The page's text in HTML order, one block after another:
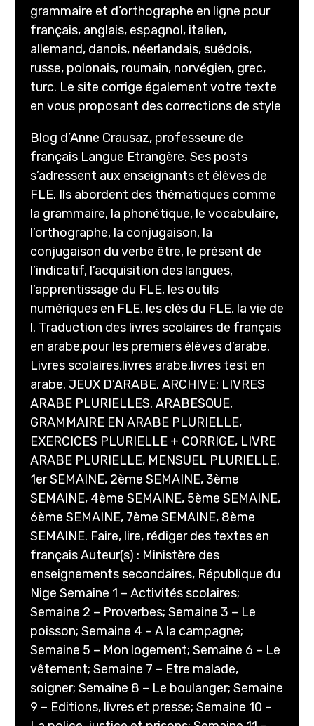
grammaire et d’orthographe en ligne pour
français, anglais, espagnol, italien,
allemand, danois, néerlandais, suédois,
russe, polonais, roumain, norvégien, grec,
turc. Le site corrige également votre texte
en vous proposant des corrections de style
Blog d’Anne Crausaz, professeure de
français Langue Etrangère. Ses posts
s’adressent aux enseignants et élèves de
FLE. Ils abordent des thématiques comme
la grammaire, la phonétique, le vocabulaire,
l’orthographe, la conjugaison, la
conjugaison du verbe être, le présent de
l’indicatif, l’acquisition des langues,
l’apprentissage du FLE, les outils
numériques en FLE, les clés du FLE, la vie de
l. Traduction des livres scolaires de français
en arabe,pour les premiers élèves d’arabe.
Livres scolaires,livres arabe,livres test en
arabe. JEUX D’ARABE. ARCHIVE: LIVRES
ARABE PLURIELLES. ARABESQUE,
GRAMMAIRE EN ARABE PLURIELLE,
EXERCICES PLURIELLE + CORRIGE, LIVRE
ARABE PLURIELLE, MENSUEL PLURIELLE.
1er SEMAINE, 2ème SEMAINE, 3ème
SEMAINE, 4ème SEMAINE, 5ème SEMAINE,
6ème SEMAINE, 7ème SEMAINE, 8ème
SEMAINE. Faire, lire, rédiger des textes en
français Auteur(s) : Ministère des
enseignements secondaires, République du
Nige Semaine 1 – Activités scolaires;
Semaine 2 – Proverbes; Semaine 3 – Le
poisson; Semaine 4 – A la campagne;
Semaine 5 – Mon logement; Semaine 6 – Le
vêtement; Semaine 7 – Etre malade,
soigner; Semaine 8 – Le boulanger; Semaine
9 – Editions, livres et presse; Semaine 10 –